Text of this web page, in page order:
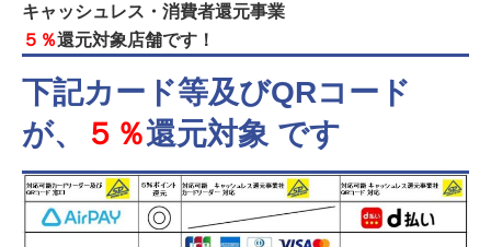
キャッシュレス・消費者還元事業
５％還元対象店舗です！
下記カード等及びQRコード
が、
５％還元対象 です